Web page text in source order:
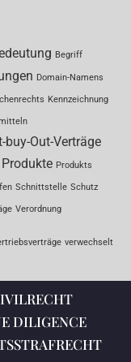
Begriff
Domain-Namens
Kennzeichnung
buy-Out-Verträge
Produkte Produkts
Schnittstelle Schutz
Verordnung
verwechselt
DILIGENCE